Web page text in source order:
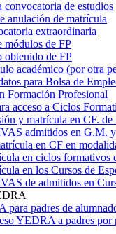
convocatoria de estudios
anulación de matrícula
extraordinaria
módulos de FP
obtenido de FP
académico (por otra
para Bolsa de
Formación Profesional
acceso a Ciclos
y matrícula en CF. de
admitidos en G.M. y
en CF en
en ciclos
en los Cursos de
de admitidos en
para padres de
YEDRA a padres por